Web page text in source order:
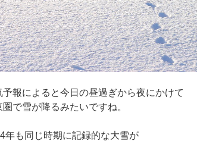
予報によると今日の昼過ぎから夜にかけて
圏で雪が降るみたいですね。
年も同じ時期に記録的な大雪が